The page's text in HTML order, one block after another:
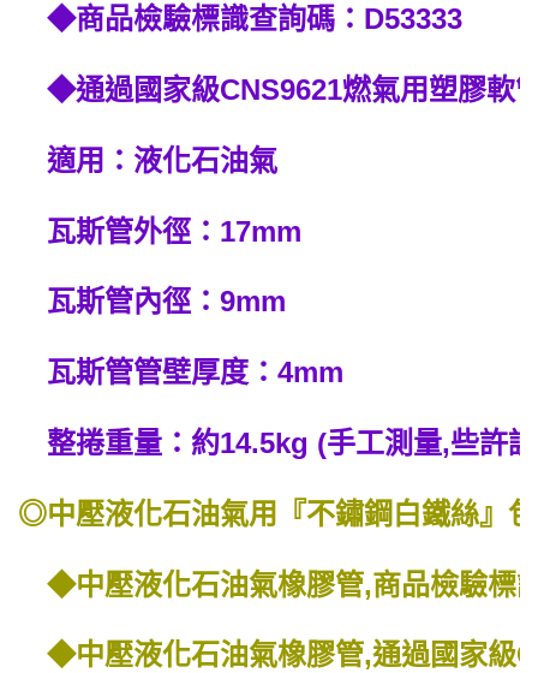
◆商品檢驗標識查詢碼：D53333
◆通過國家級CNS9621燃氣用塑膠軟
適用：液化石油氣
瓦斯管外徑：17mm
瓦斯管內徑：9mm
瓦斯管管壁厚度：4mm
整捲重量：約14.5kg (手工測量,些許
◎中壓液化石油氣用『不鏽鋼白鐵絲』
◆中壓液化石油氣橡膠管,商品檢驗標
◆中壓液化石油氣橡膠管,通過國家級